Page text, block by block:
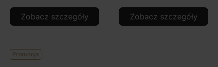
Zobacz szczegóły Zobacz szczegóły
Promocja